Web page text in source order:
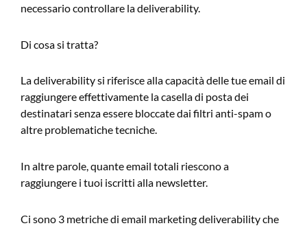
necessario controllare la deliverability.
Di cosa si tratta?
La deliverability si riferisce alla capacità delle tue email di
raggiungere effettivamente la casella di posta dei
destinatari senza essere bloccate dai filtri anti-spam o
altre problematiche tecniche.
In altre parole, quante email totali riescono a
raggiungere i tuoi iscritti alla newsletter.
Ci sono 3 metriche di email marketing deliverability che